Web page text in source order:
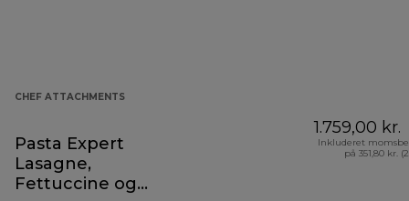
CHEF ATTACHMENTS
Pasta Expert
Lasagne,
Fettuccine og
1.759,00 kr.
Inkluderet
på 351,80 kr.